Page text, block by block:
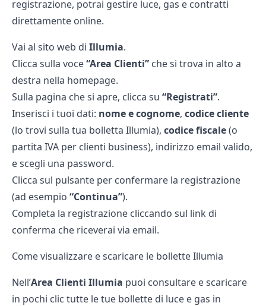
registrazione, potrai gestire luce, gas e contratti
direttamente online.
Vai al sito web di Illumia.
Clicca sulla voce“Area Clienti” che si trova in alto a
destra nella homepage.
Sulla pagina che si apre, clicca su “Registrati”.
Inserisci i tuoi dati: nome e cognome, codice cliente
(lo trovi sulla tua bolletta Illumia), codice fiscale(o
partita IVA per clienti business), indirizzo email valido,
e scegli una password.
Clicca sul pulsante per confermare la registrazione
(ad esempio “Continua”).
Completa la registrazione cliccando sul link di
conferma che riceverai via email.
Come visualizzare e scaricare le bollette Illumia
Nell’Area Clienti Illumia puoi consultare e scaricare
in pochi clic tutte le tue bollette di luce e gas in